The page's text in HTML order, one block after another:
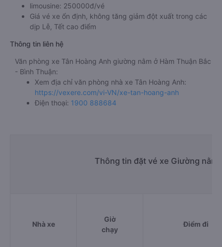
limousine: 250000đ/vé
Giá vé xe ổn định, không tăng giảm đột xuất trong các
dịp Lễ, Tết cao điểm
Thông tin liên hệ
Văn phòng xe Tân Hoàng Anh giường nằm ở Hàm Thuận Bắc
- Bình Thuận:
Xem địa chỉ văn phòng nhà xe Tân Hoàng Anh:
https://vexere.com/vi-VN/xe-tan-hoang-anh
Điện thoại: 1900 888684
Thông tin đặt vé xe Giường nằm
Nhà xe
Giờ
chạy
Điểm đi